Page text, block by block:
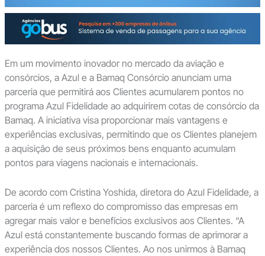
Em um movimento inovador no mercado da aviação e
consórcios, a Azul e a Bamaq Consórcio anunciam uma
parceria que permitirá aos Clientes acumularem pontos no
programa Azul Fidelidade ao adquirirem cotas de consórcio da
Bamaq. A iniciativa visa proporcionar mais vantagens e
experiências exclusivas, permitindo que os Clientes planejem
a aquisição de seus próximos bens enquanto acumulam
pontos para viagens nacionais e internacionais.
De acordo com Cristina Yoshida, diretora do Azul Fidelidade, a
parceria é um reflexo do compromisso das empresas em
agregar mais valor e benefícios exclusivos aos Clientes. “A
Azul está constantemente buscando formas de aprimorar a
experiência dos nossos Clientes. Ao nos unirmos à Bamaq